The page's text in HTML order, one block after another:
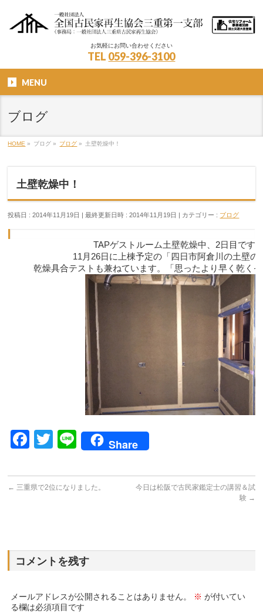
お気軽にお問い合わせください
TEL 059-396-3100
MENU
ブログ
HOME » ブログ » ブログ » 土壁乾燥中！
土壁乾燥中！
投稿日 : 2014年11月19日 最終更新日時 : 2014年11月19日 カテゴリー : ブログ
TAPゲストルーム土壁乾燥中、2日目です
11月26日に上棟予定の「四日市阿倉川の土壁の
乾燥具合テストも兼ねています。「思ったより早く乾く
Facebook
Twitter
LineShare
← 三重県で2位になりました。
今日は松阪で古民家鑑定士の講習＆試
験 →
コメントを残す
メールアドレスが公開されることはありません。 ※ が付いてい
る欄は必須項目です